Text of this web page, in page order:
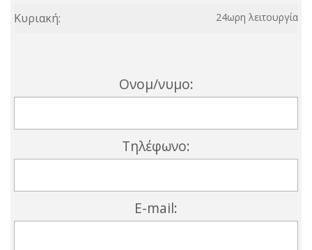
Κυριακή: 24ωρη λειτουργία
Ονομ/νυμο:
Τηλέφωνο:
E-mail: